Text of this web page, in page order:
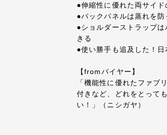
●伸縮性に優れた両サイ
●バックパネルは蒸れを
●ショルダーストラップ
きる
●使い勝手も追及した！
【fromバイヤー】
「機能性に優れたファブ
付きなど、どれをとって
い！」（ニシガヤ）